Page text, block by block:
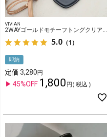
VIVIAN
2WAYゴールドモチーフトングクリアヒールサンダル
5.0 （1）
即納
定価 3,280
45%OFF 1,800 税込